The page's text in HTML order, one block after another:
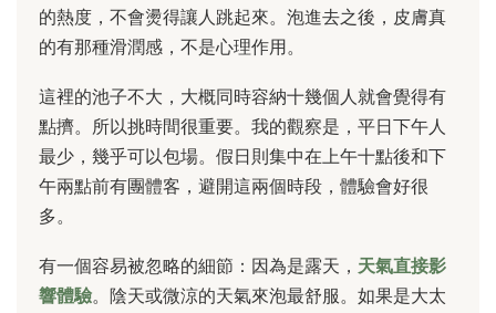
的熱度，不會燙得讓人跳起來。泡進去之後，皮膚真
的有那種滑潤感，不是心理作用。
這裡的池子不大，大概同時容納十幾個人就會覺得有
點擠。所以挑時間很重要。我的觀察是，平日下午人
最少，幾乎可以包場。假日則集中在上午十點後和下
午兩點前有團體客，避開這兩個時段，體驗會好很
多。
有一個容易被忽略的細節：因為是露天， 天氣直接影
響體驗。陰天或微涼的天氣來泡最舒服。如果是大太